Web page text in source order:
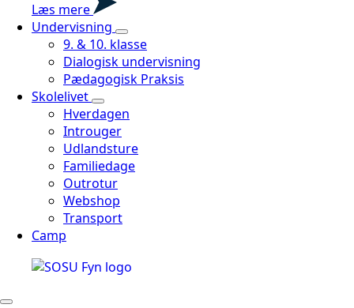
Læs mere
Undervisning
9. & 10. klasse
Dialogisk undervisning
Pædagogisk Praksis
Skolelivet
Hverdagen
Introuger
Udlandsture
Familiedage
Outrotur
Webshop
Transport
Camp